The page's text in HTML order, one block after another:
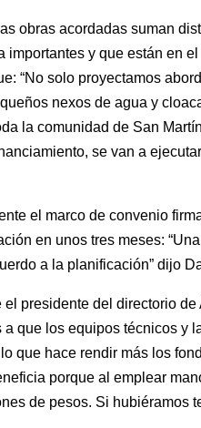
obras acordadas suman
importantes y que están en
“No solo proyectamos
nexos de agua y
la comunidad de San
se van a
el marco de convenio
en unos tres meses:
a la planificación” dijo
el presidente del directorio de
a que los equipos técnicos y
que hace rendir más los
porque al emplear
de pesos. Si hubiéramos